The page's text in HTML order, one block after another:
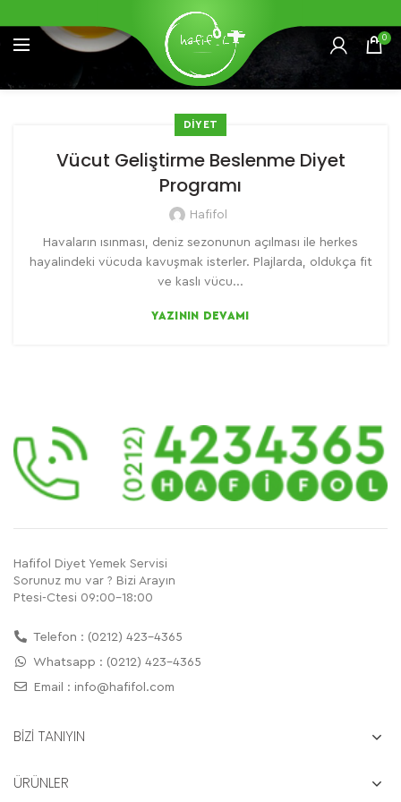
0
DIYET
Vücut Geliştirme Beslenme Diyet
Programı
Hafifol
Havaların ısınması, deniz sezonunun açılması ile herkes
hayalindeki vücuda kavuşmak isterler. Plajlarda, oldukça fit
ve kaslı vücu...
YAZININ DEVAMI
Hafifol Diyet Yemek Servisi
Sorunuz mu var ? Bizi Arayın
Ptesi-Ctesi 09:00-18:00
Telefon : (0212) 423-4365
Whatsapp : (0212) 423-4365
Email : info@hafifol.com
BİZİ TANIYIN
ÜRÜNLER